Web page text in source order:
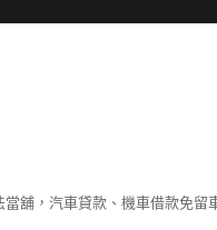
舖，汽車貸款、機車借款免